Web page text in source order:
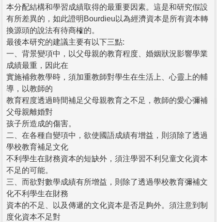
本分配結構和學習成績取得的最重要因素。這是和研究假設
有所差異的，如此證明Bourdieu以為經濟資本是所有資本轉
換源頭的說法有待商榷的。
最後本研究的建議主要有以下三點:
一、背景變項中，以父母親的教育程度、婚姻狀況影響學業
成績最重，因此在
實施補救教學時，須加重教師對學生在生活上、心靈上的輔
導，以教師的
教育程度透過時間補足父母親教育之不足，教師的愛心彌補
父母親離婚對
孩子所造成的傷害。
二、在各種自變項中，欲使國語成績有增益，則須除了透過
學校教育補足文化
不利學生在財務資本的短缺外，須注學習不利兒童文化資本
不足的可能。
三、而欲對數學成績有所增益，則除了透過學校教育彌補文
化不利學生在財務
資本的不足、以及傳遞的文化資本是否足夠外。須注意到制
度化資本不足對